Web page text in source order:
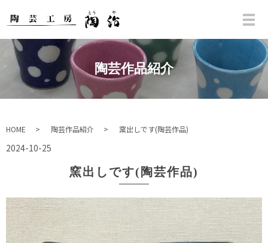
陶芸作品紹介
HOME 陶芸作品紹介 窯出しです(陶芸作品)
2024-10-25
窯出しです(陶芸作品)